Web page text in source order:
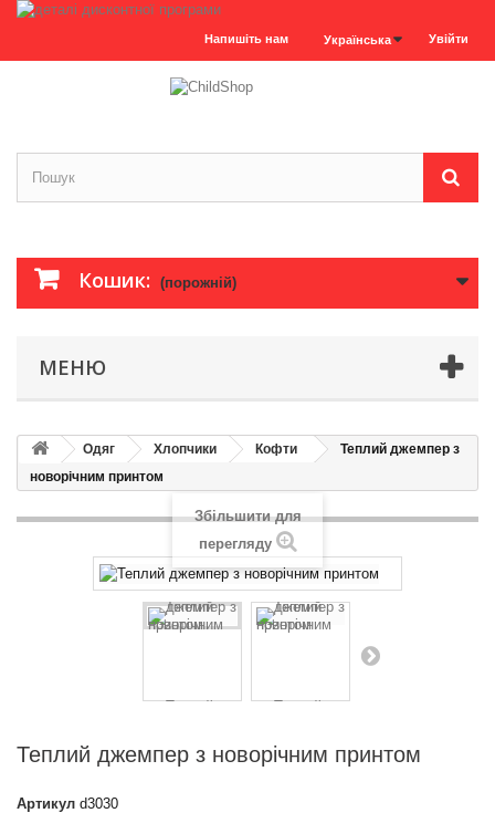
Увійти
Українська
Напишіть нам
Кошик: (порожній)
МЕНЮ
Одяг Хлопчики Кофти
Теплий джемпер з
новорічним принтом
Збільшити для
перегляду
Теплий джемпер з новорічним принтом
Артикул d3030